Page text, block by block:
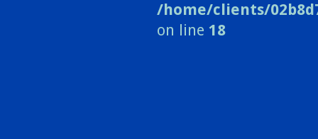
/home/clients/
on line 18